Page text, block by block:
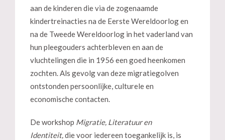
aan de kinderen die via de zogenaamde
kindertreinacties na de Eerste Wereldoorlog en
na de Tweede Wereldoorlog in het vaderland van
hun pleegouders achterbleven en aan de
vluchtelingen die in 1956 een goed heenkomen
zochten. Als gevolg van deze migratiegolven
ontstonden persoonlijke, culturele en
economische contacten.
De workshop Migratie, Literatuur en
Identiteit,die voor iedereen toegankelijk is, is